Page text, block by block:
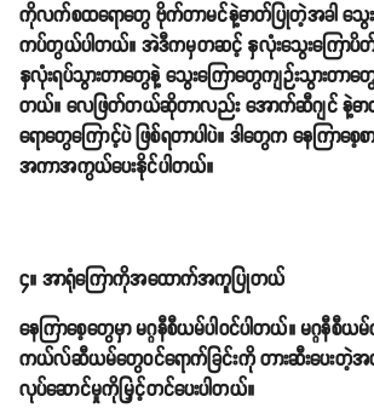
ကိုလက်စထရောတွေ ဗိုက်တာမင်နဲ့ဓာတ်ပြုတဲ့အခါ သွေး
ကပ်တွယ်ပါတယ်။ အဲဒီကမှတဆင့် နှလုံးသွေးကြောပိ
နှလုံးရပ်သွားတာတွေနဲ့ သွေးကြောတွေကျဉ်းသွားတာတွ
တယ်။ လေဖြတ်တယ်ဆိုတာလည်း အောက်ဆီဂျင် နဲ့
ရောတွေကြောင့်ပဲ ဖြစ်ရတာပါပဲ။ ဒါတွေက နေကြာစေ့စ
အကာအကွယ်ပေးနိုင်ပါတယ်။
၄။ အာရုံကြောကိုအထောက်အကူပြုတယ်
နေကြာစေ့တွေမှာ မဂ္ဂနီစီယမ်ပါဝင်ပါတယ်။ မဂ္ဂနီစီ
ကယ်လ်ဆီယမ်တွေဝင်ရောက်ခြင်းကို တားဆီးပေးတဲ့
လုပ်ဆောင်မှုကိုမြှင့်တင်ပေးပါတယ်။